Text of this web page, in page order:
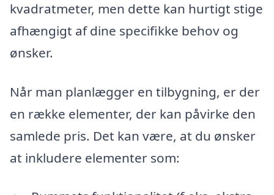
kvadratmeter, men dette kan hurtigt stige
afhængigt af dine specifikke behov og
ønsker.
Når man planlægger en tilbygning, er der
en række elementer, der kan påvirke den
samlede pris. Det kan være, at du ønsker
at inkludere elementer som: